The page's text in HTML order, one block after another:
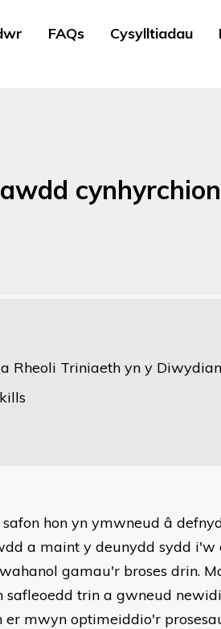
FAQs Cysylltiadau
cynhyrchion
a Rheoli Triniaeth yn y
safon hon yn ymwneud â
a maint y deunydd sydd
gamau'r broses drin.
safleoedd trin a gwneud
er mwyn optimeiddio'r